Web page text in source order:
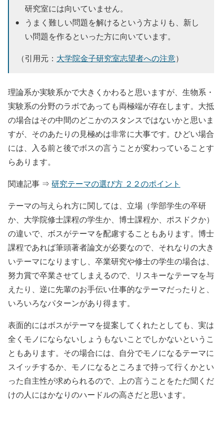
研究室には向いていません。
うまく難しい問題を解けるという方よりも、新し
い問題を作るといった方に向いています。
（引用元： 大学院金子研究室志望者への注意）
理論系か実験系かで大きくかわると思いますが、生物系・
実験系の分野のラボであっても両極端が存在します。大抵
の場合はその中間のどこかのスタンスではないかと思いま
すが、そのあたりの見極めは非常に大事です。ひどい場合
には、入る前と後でボスの言うことが変わっていることす
らあります。
関連記事 ⇒ 研究テーマの選び方 ２２のポイント
テーマの与えられ方に関しては、立場（学部学生の卒研
か、大学院修士課程の学生か、博士課程か、ポスドクか）
の違いで、ボスがテーマを配慮することもあります。博士
課程であれば筆頭著者論文が必要なので、それなりの大き
いテーマになりますし、卒業研究や修士の学生の場合は、
努力賞で卒業させてしまえるので、リスキーなテーマを与
えたり、逆に先輩のお手伝い仕事的なテーマだったりと、
いろいろなパターンがあり得ます。
表面的にはボスがテーマを提案してくれたとしても、実は
全くモノにならないしょうもないことでしかないというこ
ともあります。その場合には、自分でモノになるテーマに
スイッチするか、モノになるところまで持って行くかとい
った自主性が求められるので、上の言うことをただ聞くだ
けの人にはかなりのハードルの高さだと思います。